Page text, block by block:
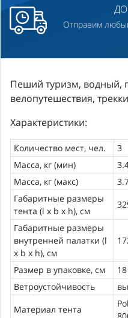
Отправим
Пеший туризм, водный,
велопутешествия,
Характеристики:
Количество мест, чел.
3
Масса, кг (мин)
Масса, кг (макс)
Габаритные размеры
тента (l x b x h), см
Габаритные размеры
внутренней палатки (l
x b x h), см
Размер в упаковке, см
Ветроустойчивость
Материал тента